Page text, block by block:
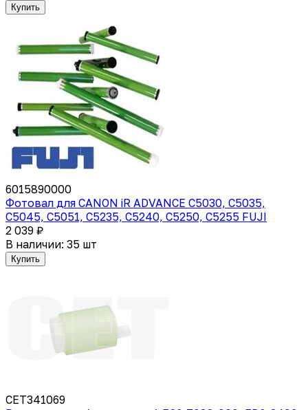
Купить
6015890000
Фотовал для CANON iR ADVANCE C5030, C5035,
C5045, C5051, C5235, C5240, C5250, C5255 FUJI
2 039 ₽
В наличии: 35 шт
Купить
CET341069